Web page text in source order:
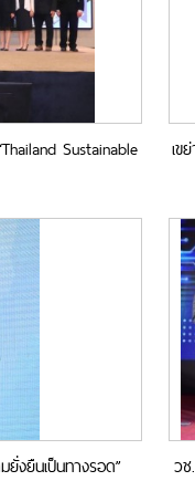
Sustainable
เข
งยืนเป็นทางรอด”
ว